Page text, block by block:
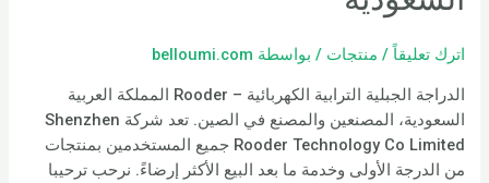
اترك تعليقاً / منتجات / بواسطة belloumi.com
الدراجة الجبلية الترابية الكهربائية – Rooder المملكة العربية
السعودية، المصنعين والمصنع في الصين. تعد شركة Shenzhen
Rooder Technology Co Limited جميع المستخدمين بمنتجات
من الدرجة الأولى وخدمة ما بعد البيع الأكثر إرضاءً. نرحب ترحيبا